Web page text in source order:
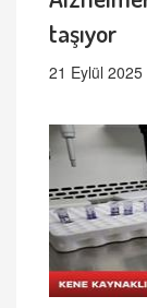
taşıyor
21 Eylül